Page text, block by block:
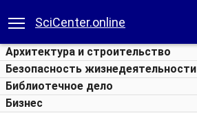
SciCenter.online
Архитектура и строительство
Безопасность жизнедеятельности
Библиотечное дело
Бизнес